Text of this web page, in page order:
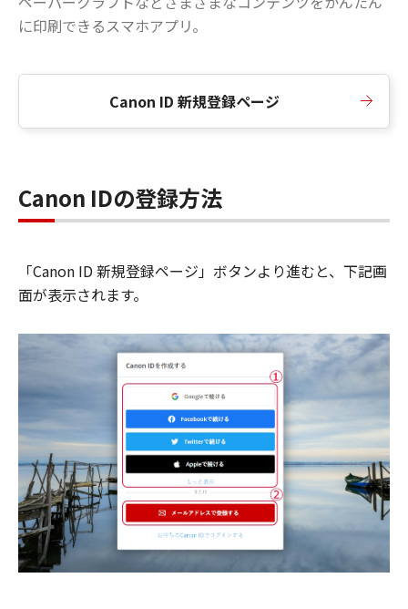
に印刷できるスマホアプリ。
Canon ID 新規登録ページ
Canon IDの登録方法
「Canon ID 新規登録ページ」ボタンより進むと、下記画
面が表示されます。